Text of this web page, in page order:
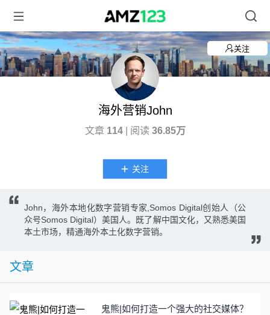
关注
海外营销John
文章 114| 阅读 36.85万
关注
John，海外本地化数字营销专家,Somos Digital创始人（公
众号Somos Digital）美国人。既了解中国文化，又熟悉美国
本土市场，精通海外本土化数字营销。
文章
鬼熊|如何打造一个强大的社交媒体？